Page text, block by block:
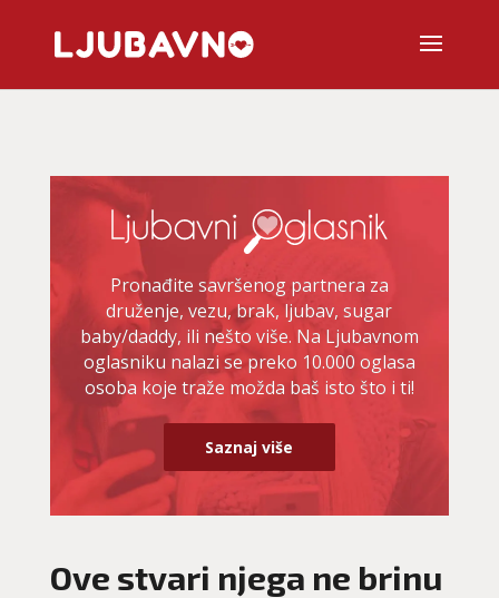
Pronađite savršenog partnera za
druženje, vezu, brak, ljubav, sugar
baby/daddy, ili nešto više. Na Ljubavnom
oglasniku nalazi se preko 10.000 oglasa
osoba koje traže možda baš isto što i ti!
Saznaj više
Ove stvari njega ne brinu